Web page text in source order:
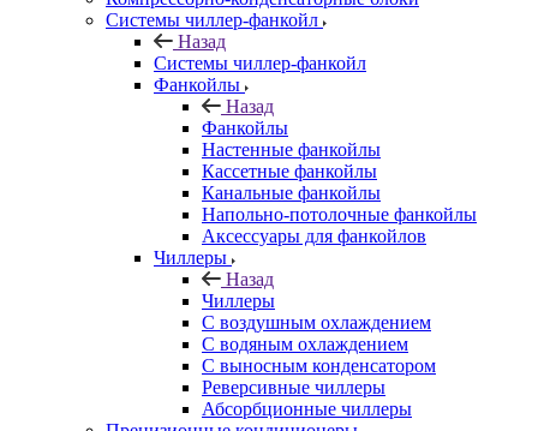
Системы чиллер-фанкойл
Назад
Системы чиллер-фанкойл
Фанкойлы
Назад
Фанкойлы
Настенные фанкойлы
Кассетные фанкойлы
Канальные фанкойлы
Напольно-потолочные фанкойлы
Аксессуары для фанкойлов
Чиллеры
Назад
Чиллеры
С воздушным охлаждением
С водяным охлаждением
С выносным конденсатором
Реверсивные чиллеры
Абсорбционные чиллеры